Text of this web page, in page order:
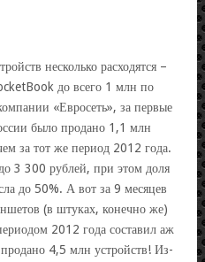
несколько расходятся –
до всего 1 млн по
«Евросеть», за первые
было продано 1,1 млн
за тот же период 2012 года.
3 300 рублей, при этом доля
до 50%. А вот за 9 месяцев
(в штуках, конечно же)
2012 года составил аж
4,5 млн устройств! Из-